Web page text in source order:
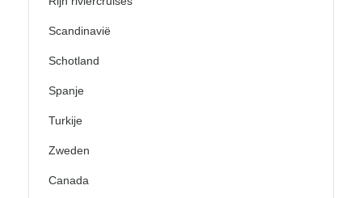
Scandinavië
Schotland
Spanje
Turkije
Zweden
Canada